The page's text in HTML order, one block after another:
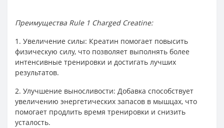
Преимущества Rule 1 Charged Creatine:
1. Увеличение силы: Креатин помогает повысить
физическую силу, что позволяет выполнять более
интенсивные тренировки и достигать лучших
результатов.
2. Улучшение выносливости: Добавка способствует
увеличению энергетических запасов в мышцах, что
помогает продлить время тренировки и снизить
усталость.